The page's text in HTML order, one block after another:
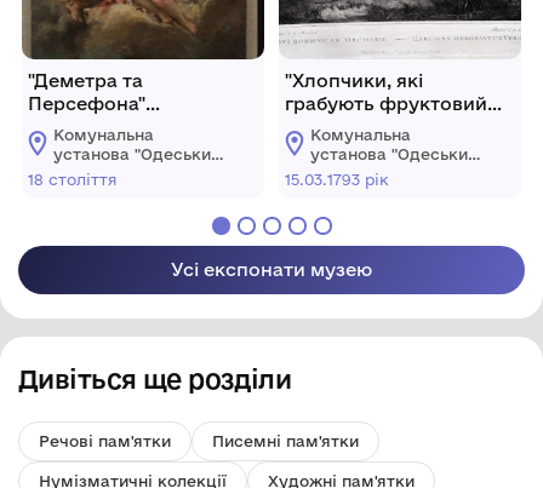
"Деметра та
Персефона"
("Міфологічний
сюжет")
Комунальна
установа "Одеський
музей західного і
18 століття
"Хлопчики, які
грабують фруктовий
сад" ("Діти у
фруктовому саду")
Комунальна
установа "Одеський
музей західного і
східного мистецтва"
15.03.1793 рік
Усі експонати музею
Дивіться ще розділи
Речові пам'ятки Писемні пам'ятки
Нумізматичні колекції Художні пам'ятки